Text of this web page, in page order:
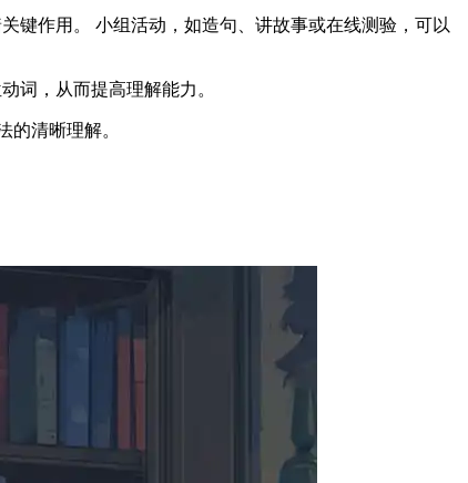
键作用。 小组活动，如造句、讲故事或在线测验，可以
词，从而提高理解能力。
的清晰理解。